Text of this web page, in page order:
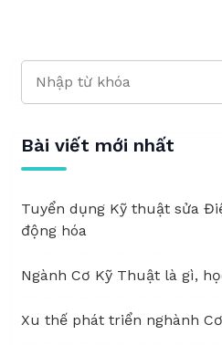
Bài viết mới nhất
Tuyển dụng Kỹ thuật sửa
động hóa
Ngành Cơ Kỹ Thuật là gì,
Xu thế phát triển nghành